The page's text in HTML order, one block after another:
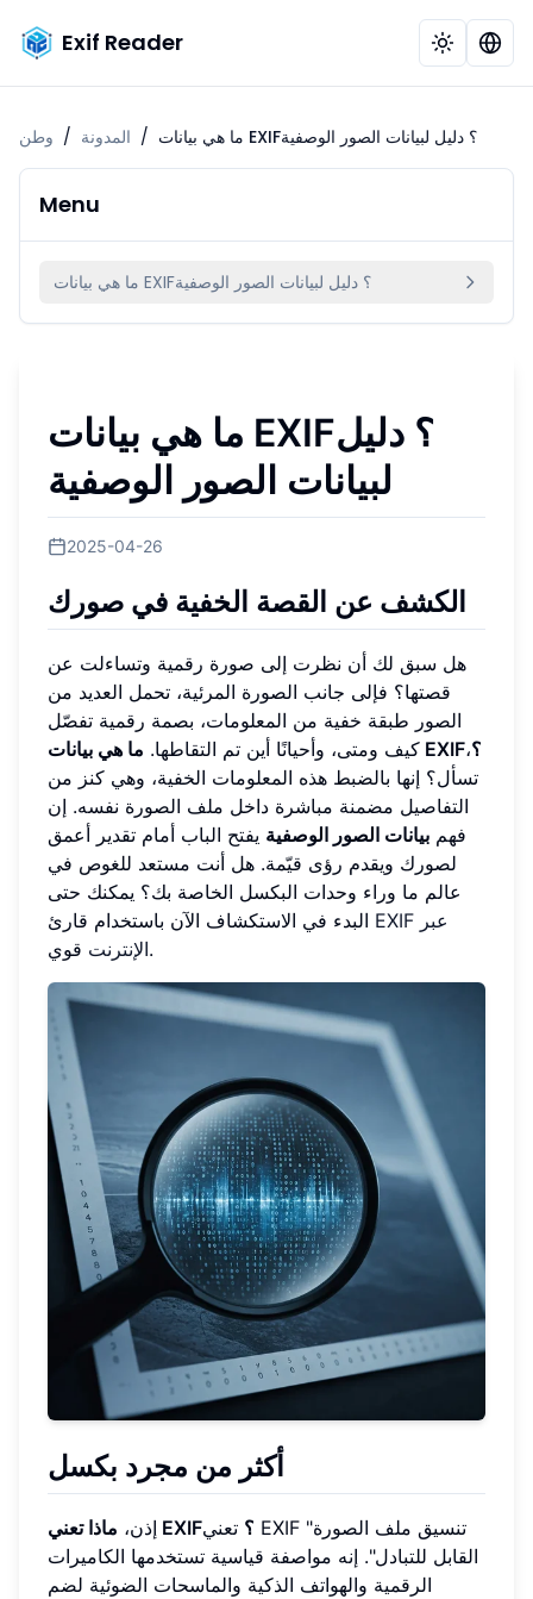
Exif Reader
وطن / المدونة / ما هي بيانات EXIF؟ دليل لبيانات الصور الوصفية
Menu
ما هي بيانات EXIF؟ دليل لبيانات الصور الوصفية
ما هي بيانات EXIF؟ دليل
لبيانات الصور الوصفية
2025-04-26
الكشف عن القصة الخفية في صورك
هل سبق لك أن نظرت إلى صورة رقمية وتساءلت عن
قصتها؟ فإلى جانب الصورة المرئية، تحمل العديد من
الصور طبقة خفية من المعلومات، بصمة رقمية تفصّل
كيف ومتى، وأحيانًا أين تم التقاطها.
ما هي بيانات EXIF؟،
تسأل؟ إنها بالضبط هذه المعلومات الخفية، وهي كنز من
التفاصيل مضمنة مباشرة داخل ملف الصورة نفسه. إن
فهم بيانات الصور الوصفية يفتح الباب أمام تقدير أعمق
لصورك ويقدم رؤى قيّمة. هل أنت مستعد للغوص في
عالم ما وراء وحدات البكسل الخاصة بك؟ يمكنك حتى
EXIF عبر
الإنترنتقوي.
أكثر من مجرد بكسل
إذن، ماذا تعني EXIF؟ تعني EXIF "تنسيق ملف الصورة
القابل للتبادل". إنه مواصفة قياسية تستخدمها الكاميرات
الرقمية والهواتف الذكية والماسحات الضوئية لضم